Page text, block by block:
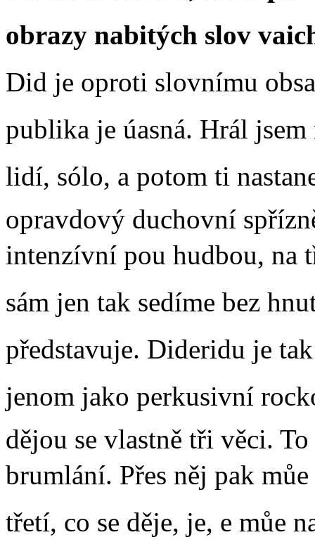
obrazy nabitých slov
Did je oproti slovnímu
publika je úasná. Hrál
lidí, sólo, a potom ti
opravdový duchovní
intenzívní pou hudbou, na
sám jen tak sedíme bez
představuje. Dideridu je
jenom jako perkusivní
dějou se vlastně tři věci.
brumlání. Přes něj pak
třetí, co se děje, je, e